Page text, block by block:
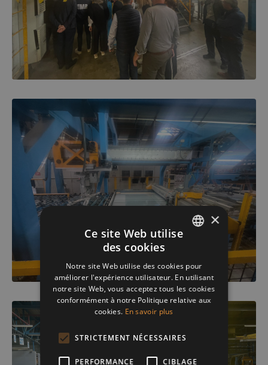
FRENCH
DUTCH
×
Ce site Web utilise
des cookies
Notre site Web utilise des cookies pour
améliorer l'expérience utilisateur. En utilisant
notre site Web, vous acceptez tous les cookies
conformément à notre Politique relative aux
cookies. En savoir plus
STRICTEMENT NÉCESSAIRES
PERFORMANCE CIBLAGE